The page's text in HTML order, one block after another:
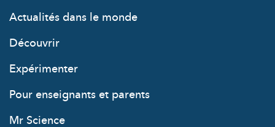
Actualités dans le monde
Découvrir
Expérimenter
Pour enseignants et parents
Mr Science